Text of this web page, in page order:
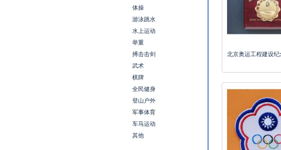
体操
游泳跳水
水上运动
举重
搏击击剑
武术
棋牌
全民健身
登山户外
军事体育
车马运动
其他
北京奥运工程建设纪